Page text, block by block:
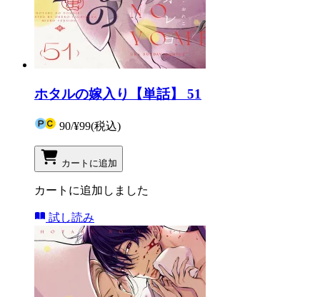
ホタルの嫁入り【単話】 51
90/¥99(税込)
カートに追加
カートに追加しました
試し読み